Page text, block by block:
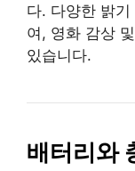
다. 다양한 밝
여, 영화 감상
있습니다.
배터리와